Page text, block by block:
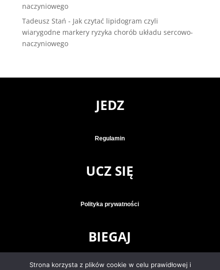
naczyniowego
Tadeusz Stań - Jak czytać lipidogram czyli
wiarygodne markery ryzyka chorób układu sercowo-
naczyniowego
JEDZ
Regulamin
UCZ SIĘ
Polityka prywatności
BIEGAJ
Strona korzysta z plików cookie w celu prawidłowej i